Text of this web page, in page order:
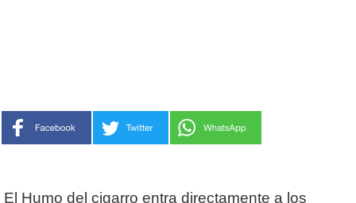
El Humo del cigarro entra directamente a los